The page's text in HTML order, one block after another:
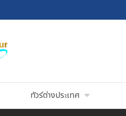
ทัวร์ต่างประเทศ